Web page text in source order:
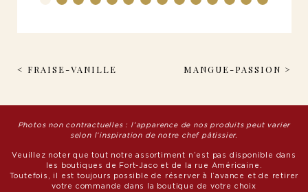
< FRAISE-VANILLE MANGUE-PASSION >
Photos non contractuelles : l’apparence de nos produits peut varier
selon l’inspiration de notre chef pâtissier.
Veuillez noter que tout notre assortiment n’est pas disponible dans
les boutiques de Fort-Jaco et de la rue Américaine.
Toutefois, il est toujours possible de réserver à l’avance et de retirer
votre commande dans la boutique de votre choix